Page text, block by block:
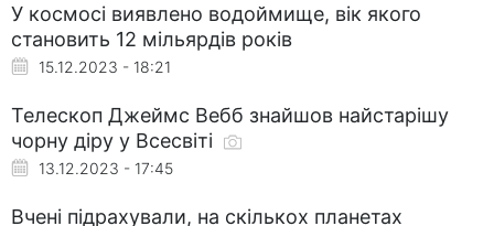
У космосі виявлено водоймище, вік якого
становить 12 мільярдів років
15.12.2023 - 18:21
Телескоп Джеймс Вебб знайшов найстарішу
чорну діру у Всесвіті
13.12.2023 - 17:45
Вчені підрахували, на скількох планетах